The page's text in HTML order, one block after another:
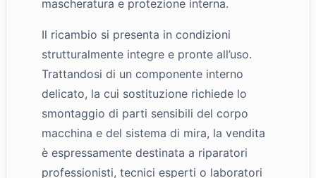
mascheratura e protezione interna.
Il ricambio si presenta in condizioni
strutturalmente integre e pronte all’uso.
Trattandosi di un componente interno
delicato, la cui sostituzione richiede lo
smontaggio di parti sensibili del corpo
macchina e del sistema di mira, la vendita
è espressamente destinata a riparatori
professionisti, tecnici esperti o laboratori